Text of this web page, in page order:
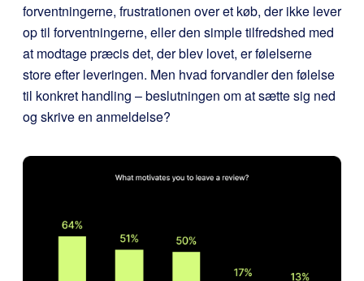
forventningerne, frustrationen over et køb, der ikke lever
op til forventningerne, eller den simple tilfredshed med
at modtage præcis det, der blev lovet, er følelserne
store efter leveringen. Men hvad forvandler den følelse
til konkret handling – beslutningen om at sætte sig ned
og skrive en anmeldelse?